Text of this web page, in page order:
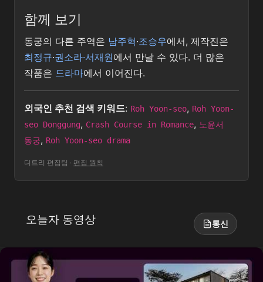
함께 보기
동궁의 다른 주역은 남주혁·조승우에서, 제작진은
최정규·권소라·서재원에서 만날 수 있다. 더 많은
작품은 드라마에서 이어진다.
외국인 추천 검색 키워드: Roh Yoon-seo, Roh Yoon-
seo Donggung, Crash Course in Romance, 노윤서
동궁, Roh Yoon-seo drama
디트리 편집팀 · 편집 원칙
오늘자 동영상 통신